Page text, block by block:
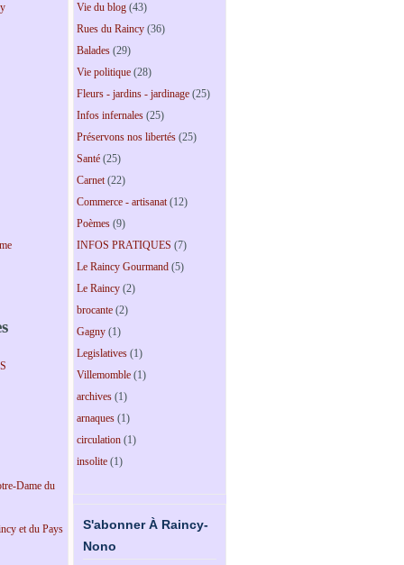
Dame du
et du Pays
Vie du blog (43)
Rues du Raincy (36)
Balades (29)
Vie politique (28)
Fleurs - jardins - jardinage (25)
Infos infernales (25)
Préservons nos libertés (25)
Santé (25)
Carnet(22)
Commerce - artisanat(12)
Poèmes (9)
INFOS PRATIQUES (7)
Le Raincy Gourmand (5)
Le Raincy (2)
brocante (2)
Gagny (1)
Legislatives (1)
Villemomble (1)
archives (1)
arnaques (1)
circulation (1)
insolite (1)
S'abonner À Raincy-
Nono